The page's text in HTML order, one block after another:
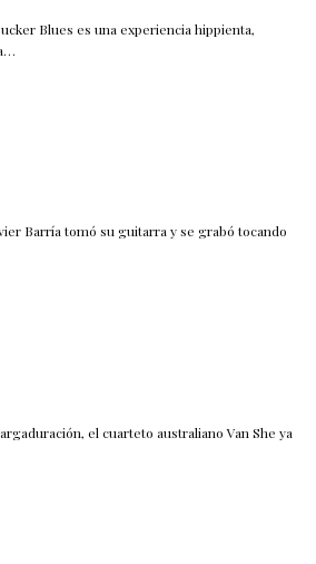
Blues es una experiencia hippienta,
Barría tomó su guitarra y se grabó tocando
el cuarteto australiano Van She ya